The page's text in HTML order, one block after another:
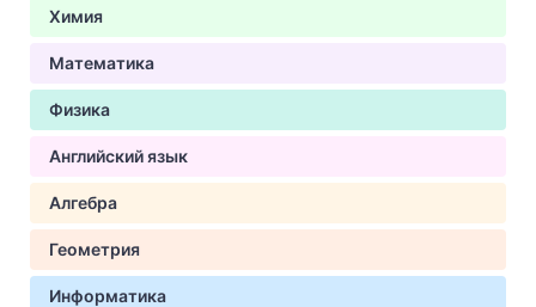
Химия
Математика
Физика
Английский язык
Алгебра
Геометрия
Информатика